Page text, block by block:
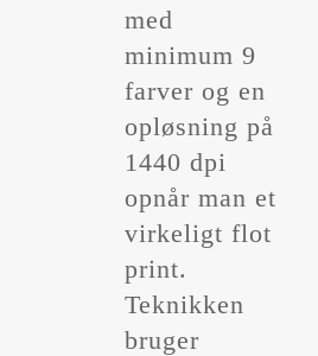
med
minimum 9
farver og en
opløsning på
1440 dpi
opnår man et
virkeligt flot
print.
Teknikken
bruger